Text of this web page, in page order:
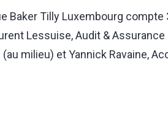
Baker Tilly Luxembourg compte
Lessuise, Audit &
milieu) et Yannick Ravaine,